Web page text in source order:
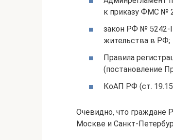
к приказу ФМС №
закон РФ № 5242-I
жительства в РФ;
Правила
(постановление
КоАП РФ (ст.
Очевидно, что граждане
Москве и Санкт-